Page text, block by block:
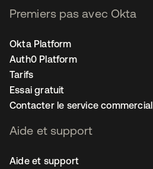
Premiers pas avec Okta
Okta Platform
Auth0 Platform
Tarifs
Essai gratuit
Contacter le service commercial
Aide et support
Aide et support